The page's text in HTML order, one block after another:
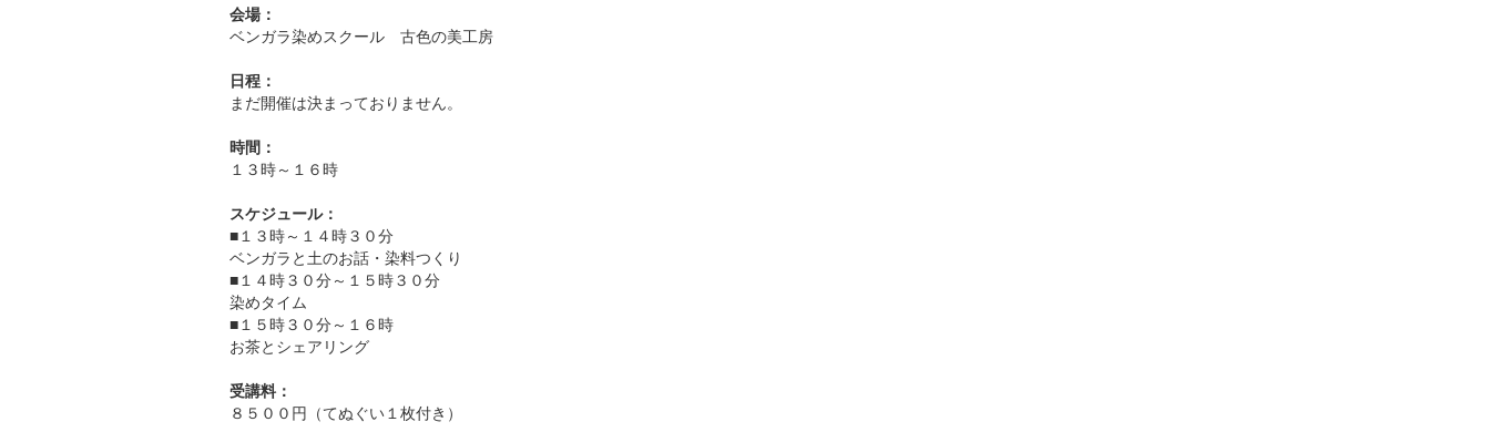
会場：
ベンガラ染めスクール 古色の美工房
日程：
まだ開催は決まっておりません。
時間：
１３時～１６時
スケジュール：
■１３時～１４時３０分
ベンガラと土のお話・染料つくり
■１４時３０分～１５時３０分
染めタイム
■１５時３０分～１６時
お茶とシェアリング
受講料：
８５００円（てぬぐい１枚付き）